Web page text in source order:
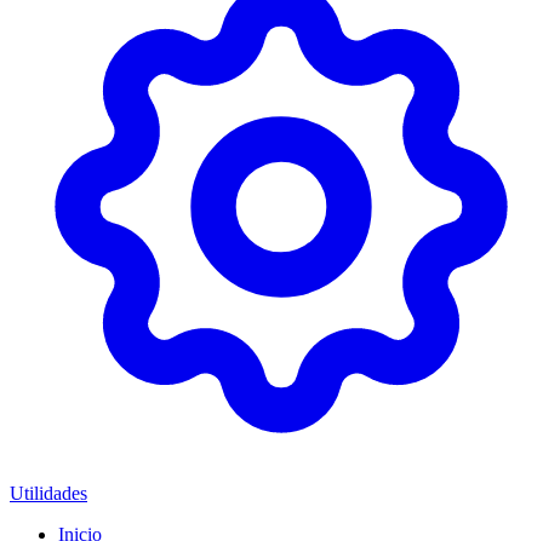
Utilidades
Inicio